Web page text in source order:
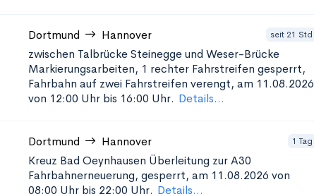
Dortmund Hannover seit 21 Std
zwischen Talbrücke Steinegge und Weser-Brücke
Markierungsarbeiten, 1 rechter Fahrstreifen gesperrt,
Fahrbahn auf zwei Fahrstreifen verengt, am 11.08.2026
von 12:00 Uhr bis 16:00 Uhr. Details...
Dortmund Hannover 1 Tag
Kreuz Bad Oeynhausen Überleitung zur A30
Fahrbahnerneuerung, gesperrt, am 11.08.2026 von
08:00 Uhr bis 22:00 Uhr. Details...